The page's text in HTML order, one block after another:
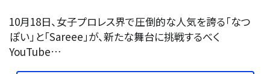
10月18日、女子プロレス界で圧倒的な人気を誇る「なつ
ぽい」と「Sareee」が、新たな舞台に挑戦するべく
YouTube…